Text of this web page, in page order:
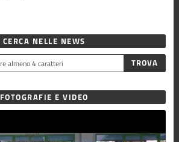
CERCA NELLE NEWS
FOTOGRAFIE E VIDEO